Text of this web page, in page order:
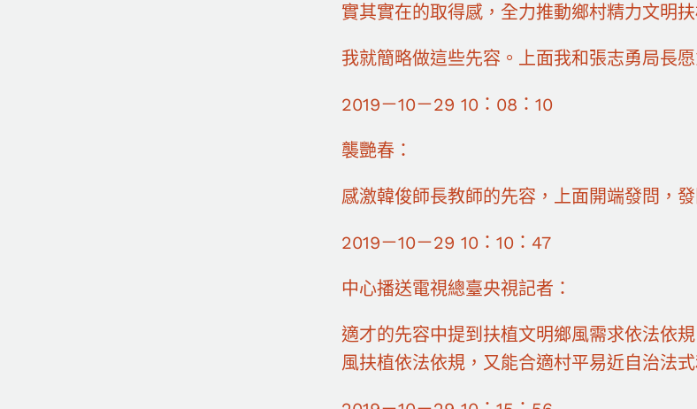
實其實在的取得感，全力推動鄉村精力文明
我就簡略做這些先容。上面我和張志勇局長
2019－10－29 10：08：10
襲艷春：
感激韓俊師長教師的先容，上面開端發問，
2019－10－29 10：10：47
中心播送電視總臺央視記者：
適才的先容中提到扶植文明鄉風需求依法依
風扶植依法依規，又能合適村平易近自治法